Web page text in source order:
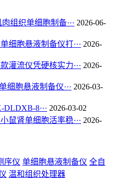
组织单细胞制备··· 2026-06-
细胞悬液制备仪打··· 2026-
灌流仪凭硬核实力··· 2026-
细胞悬液制备仪··· 2026-03-
8··· 2026-03-02
鼠肾单细胞活率稳··· 2026-
序仪 单细胞悬液制备仪 全自
温和组织处理器